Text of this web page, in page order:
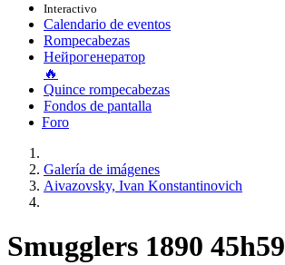
Interactivo
Calendario de eventos
Rompecabezas
Нейрогенератор
🔥
Quince rompecabezas
Fondos de pantalla
Foro
Galería de imágenes
Aivazovsky, Ivan Konstantinovich
Smugglers 1890 45h59